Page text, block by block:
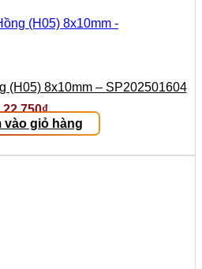
(H05) 8x10mm – SP202501604
22.750₫
vào giỏ hàng